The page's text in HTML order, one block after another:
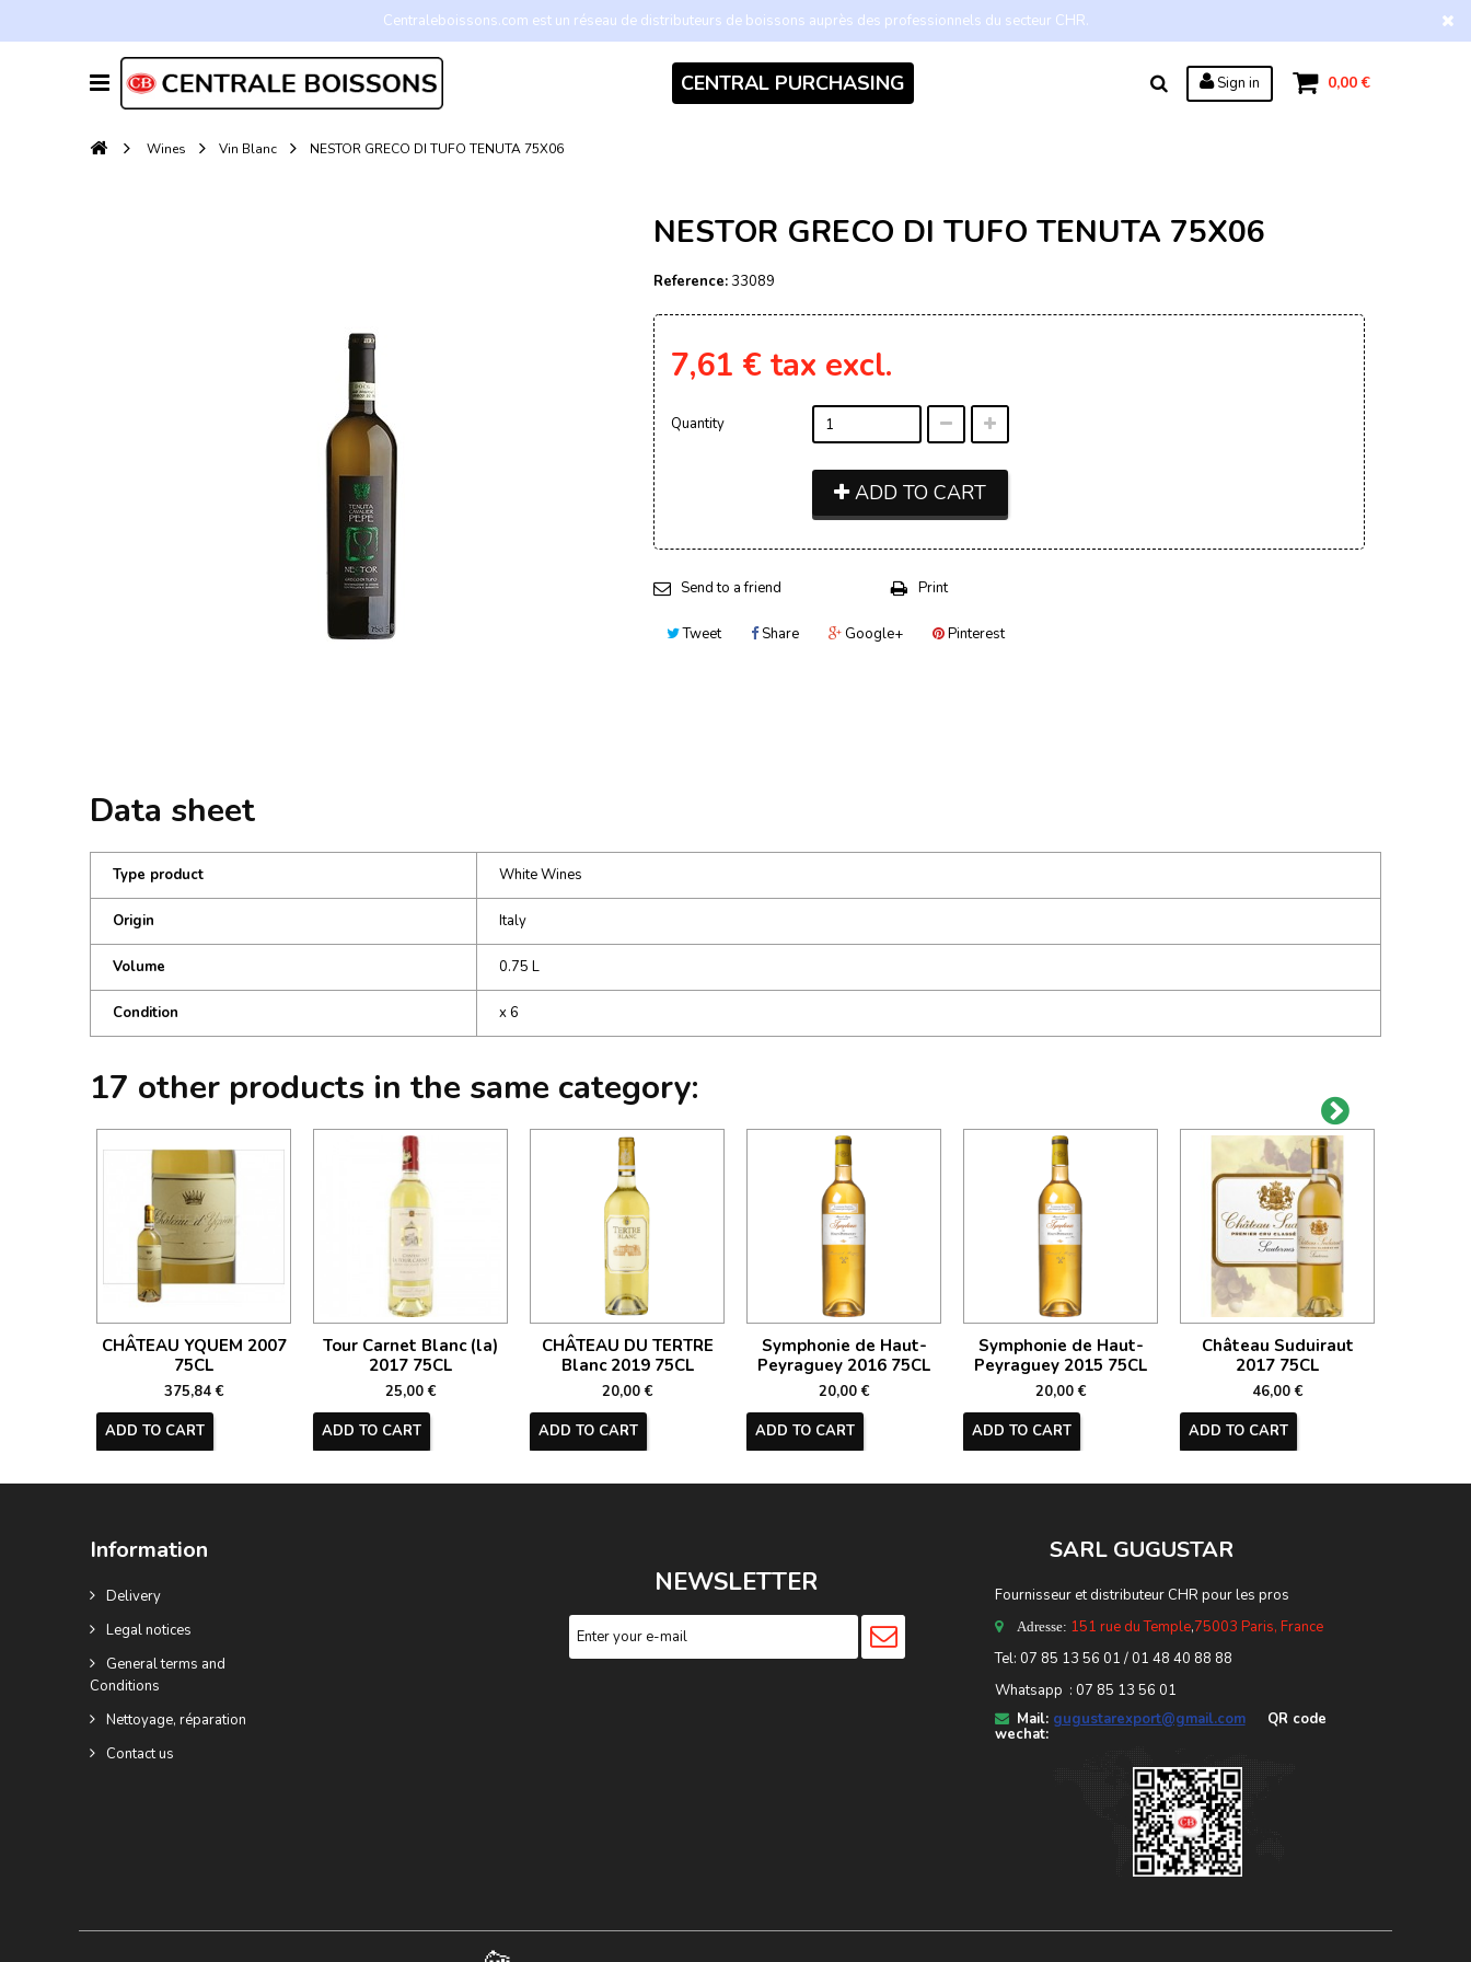
Centraleboissons.com est un réseau de distributeurs de boissons auprès des professionnels du secteur CHR.
0,00 €
Sign in
CENTRAL PURCHASING
Wines Vin Blanc NESTOR GRECO DI TUFO TENUTA 75X06
NESTOR GRECO DI TUFO TENUTA 75X06
Reference:33089
7,61 € tax excl.
Quantity
ADD TO CART
Send to a friend Print
Tweet Share Google+ Pinterest
Data sheet
Type product White Wines
Origin Italy
Volume 0.75 L
Condition x 6
17 other products in the same category:
CHÂTEAU YQUEM 2007
75CL
375,84 €
ADD TO CART
Tour Carnet Blanc (la)
2017 75CL
25,00 €
ADD TO CART
CHÂTEAU DU TERTRE
Blanc 2019 75CL
20,00 €
ADD TO CART
Symphonie de Haut-
Peyraguey 2016 75CL
20,00 €
ADD TO CART
Symphonie de Haut-
Peyraguey 2015 75CL
20,00 €
ADD TO CART
Château Suduiraut
2017 75CL
46,00 €
ADD TO CART
Information
Delivery
Legal notices
General terms and
Conditions
Nettoyage, réparation
Contact us
NEWSLETTER
SARL GUGUSTAR
Fournisseur et distributeur CHR pour les pros
Adresse: 151 rue du Temple,75003 Paris, France
Tel: 07 85 13 56 01 / 01 48 40 88 88
Whatsapp : 07 85 13 56 01
Mail: gugustarexport@gmail.comQR code
wechat: